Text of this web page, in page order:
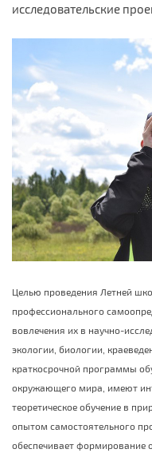
исследовательские
Целью проведения Летней
профессионального
вовлечения их в научно-
экологии, биологии,
краткосрочной программы
окружающего мира, имеют
теоретическое обучение в
опытом самостоятельного
обеспечивает формирование